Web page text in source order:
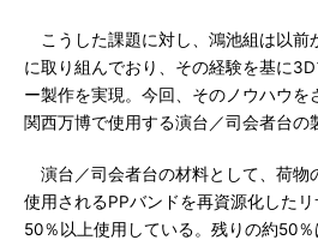
こうした課題に対し、鴻池組は以前
に取り組んでおり、その経験を基に
ー製作を実現。今回、そのノウハウを
関西万博で使用する演台／司会者台の
演台／司会者台の材料として、荷物
使用されるPPバンドを再資源化した
50％以上使用している。残りの約50